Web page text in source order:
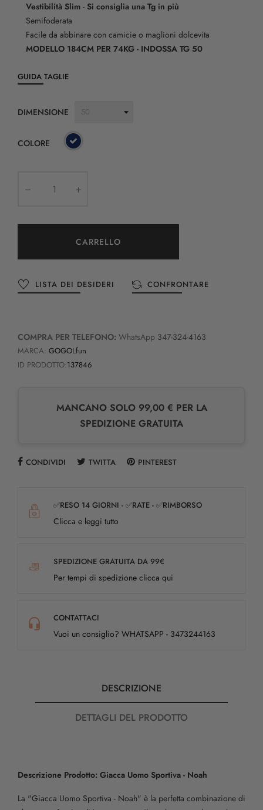
Vestibilità Slim - Si consiglia una Tg in più
Semifoderata
Facile da abbinare con camicie o maglioni dolcevita
MODELLO 184CM PER 74KG - INDOSSA TG 50
GUIDA TAGLIE
DIMENSIONE
COLORE
CARRELLO
LISTA DEI DESIDERI CONFRONTARE
COMPRA PER TELEFONO: WhatsApp 347-324-4163
MARCA: GOGOLfun
ID PRODOTTO:137846
MANCANO SOLO 99,00 € PER LA
SPEDIZIONE GRATUITA
CONDIVIDI TWITTA PINTEREST
✅RESO 14 GIORNI - ✅RATE - ✅RIMBORSO
Clicca e leggi tutto
SPEDIZIONE GRATUITA DA 99€
Per tempi di spedizione clicca qui
CONTATTACI
Vuoi un consiglio? WHATSAPP - 3473244163
DESCRIZIONE
DETTAGLI DEL PRODOTTO
Descrizione Prodotto: Giacca Uomo Sportiva - Noah
La "Giacca Uomo Sportiva - Noah" è la perfetta combinazione di